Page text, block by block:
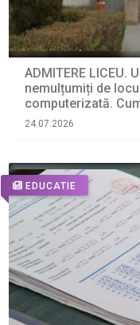
ADMITERE LICEU.
nemulțumiți de
computerizată.
24.07.2026
EDUCATIE